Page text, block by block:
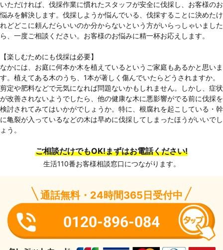
いただければ、伐採作業に慣れたスタッフが安全に伐採し、お客様のお
悩みを解決します。伐採しようか悩んでいる、伐採することに決めたけ
れどどこに頼んだらいいのか分からないという方がいらっしゃいました
ら、一度ご相談ください。お客様のお悩みに精一杯お応えします。
【楽しむためにも伐採は必要】
なかには、お庭に何本か木を植えているというご家庭もあるかと思いま
す。植えてある木のうち、1本が著しく傷んでいたらどうされますか。
剪定や肥料などで元気になれば問題ないかもしれません。しかし、症状
が改善されないようでしたら、他の健康な木に悪影響がでる前に伐採を
検討されてみてはいかがでしょうか。特に、根腐れを起こしている・幹
に亀裂が入っているなどの木は早めに伐採してしまったほうがいいでし
ょう。
ご相談だけでもOK!まずはお電話ください!
生活110番お客様相談窓口につながります。
通話無料・24時間365日受付中
0120-896-084